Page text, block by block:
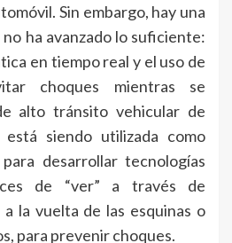
Sin embargo, hay una
ha avanzado lo suficiente:
en tiempo real y el uso de
choques mientras se
alto tránsito vehicular de
siendo utilizada como
desarrollar tecnologías
de “ver” a través de
la vuelta de las esquinas o
para prevenir choques.